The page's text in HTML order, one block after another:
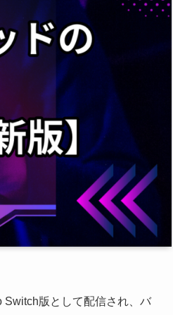
版として配信され、バ